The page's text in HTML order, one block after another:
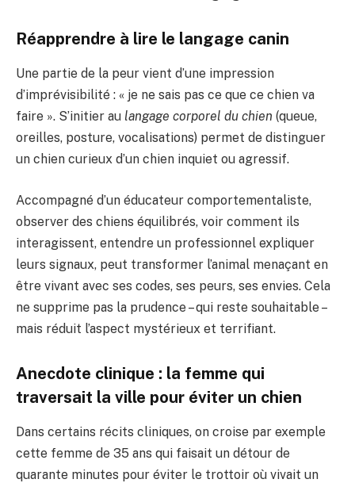
Réapprendre à lire le langage canin
Une partie de la peur vient d’une impression
d’imprévisibilité : « je ne sais pas ce que ce chien va
faire ». S’initier au langage corporel du chien (queue,
oreilles, posture, vocalisations) permet de distinguer
un chien curieux d’un chien inquiet ou agressif.
Accompagné d’un éducateur comportementaliste,
observer des chiens équilibrés, voir comment ils
interagissent, entendre un professionnel expliquer
leurs signaux, peut transformer l’animal menaçant en
être vivant avec ses codes, ses peurs, ses envies. Cela
ne supprime pas la prudence – qui reste souhaitable –
mais réduit l’aspect mystérieux et terrifiant.
Anecdote clinique : la femme qui
traversait la ville pour éviter un chien
Dans certains récits cliniques, on croise par exemple
cette femme de 35 ans qui faisait un détour de
quarante minutes pour éviter le trottoir où vivait un